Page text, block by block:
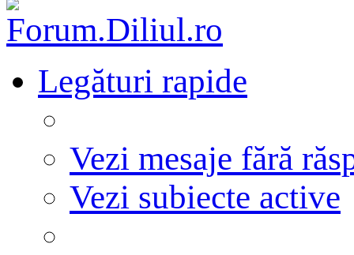
Legături rapide
Vezi mesaje fără
Vezi subiecte active